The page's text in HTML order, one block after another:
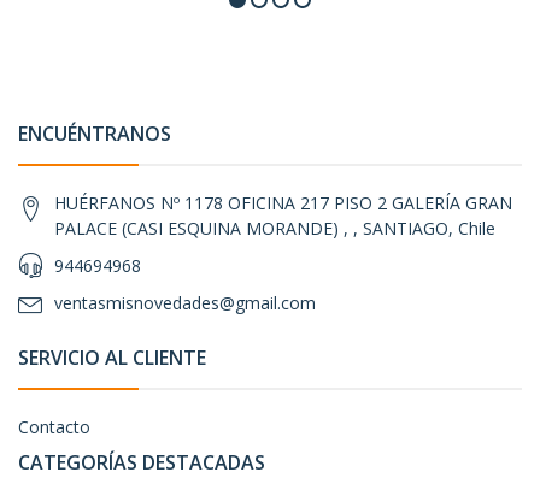
ENCUÉNTRANOS
HUÉRFANOS Nº 1178 OFICINA 217 PISO 2 GALERÍA GRAN
PALACE (CASI ESQUINA MORANDE) , , SANTIAGO, Chile
944694968
ventasmisnovedades@gmail.com
SERVICIO AL CLIENTE
Contacto
CATEGORÍAS DESTACADAS